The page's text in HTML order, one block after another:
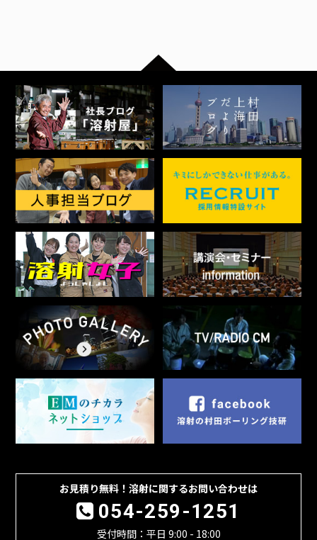
お見積り無料！溶射に関するお問い合わせは
054-259-1251
受付時間：平日 9:00 - 18:00